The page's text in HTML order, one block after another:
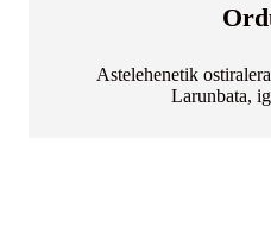
Astelehenetik
Larunbata,